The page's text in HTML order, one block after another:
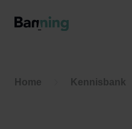
Home Kennisbank